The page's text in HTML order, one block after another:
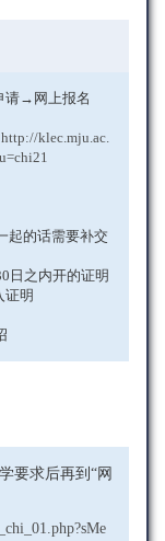
请→网上报名
http://klec.mju.ac.
起的话需要补交
日之内开的证明
证明
要求后再到“网